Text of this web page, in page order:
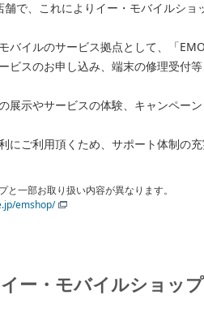
で、これによりイー・モバイルショ
バイルのサービス拠点として、「
ビスのお申し込み、端末の修理受付
展示やサービスの体験、キャンペー
にご利用頂くため、サポート体制の
一部お取り扱い内容が異なります。
emshop/
ー・モバイルショップ